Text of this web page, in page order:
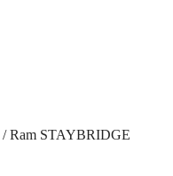
/ Ram STAYBRIDGE